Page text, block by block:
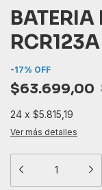
BATERIA
-17% OFF
$63.699,00
24 x $5.815,19
Ver más detalles